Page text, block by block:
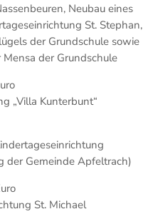
Neubau eines
St. Stephan,
der Grundschule sowie
der Grundschule
„Villa Kunterbunt“
der Gemeinde Apfeltrach)
St. Michael